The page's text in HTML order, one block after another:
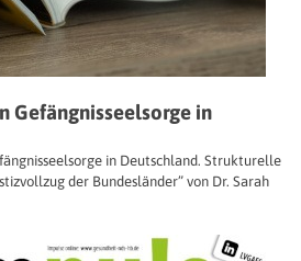
Gefängnisseelsorge in
in Deutschland. Strukturelle
der Bundesländer” von Dr. Sarah